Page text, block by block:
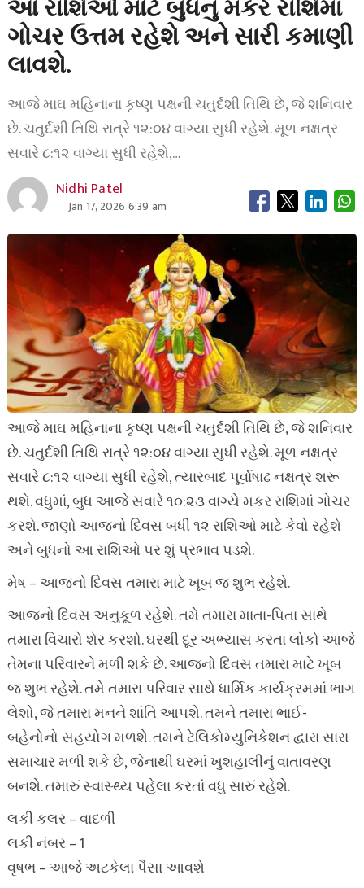
આ રાશિઓ માટે બુધનું મકર રાશિમાં
ગોચર ઉત્તમ રહેશે અને સારી કમાણી
લાવશે.
આજે માઘ મહિનાના કૃષ્ણ પક્ષની ચતુર્દશી તિથિ છે, જે શનિવાર
છે. ચતુર્દશી તિથિ રાત્રે ૧૨:૦૪ વાગ્યા સુધી રહેશે. મૂળ નક્ષત્ર
સવારે ૮:૧૨ વાગ્યા સુધી રહેશે,…
Nidhi Patel
Jan 17, 2026 6:39 am
આજે માઘ મહિનાના કૃષ્ણ પક્ષની ચતુર્દશી તિથિ છે, જે શનિવાર
છે. ચતુર્દશી તિથિ રાત્રે ૧૨:૦૪ વાગ્યા સુધી રહેશે. મૂળ નક્ષત્ર
સવારે ૮:૧૨ વાગ્યા સુધી રહેશે, ત્યારબાદ પૂર્વાષાઢ નક્ષત્ર શરૂ
થશે. વધુમાં, બુધ આજે સવારે ૧૦:૨૩ વાગ્યે મકર રાશિમાં ગોચર
કરશે. જાણો આજનો દિવસ બધી ૧૨ રાશિઓ માટે કેવો રહેશે
અને બુધનો આ રાશિઓ પર શું પ્રભાવ પડશે.
મેષ – આજનો દિવસ તમારા માટે ખૂબ જ શુભ રહેશે.
આજનો દિવસ અનુકૂળ રહેશે. તમે તમારા માતા-પિતા સાથે
તમારા વિચારો શેર કરશો. ઘરથી દૂર અભ્યાસ કરતા લોકો આજે
તેમના પરિવારને મળી શકે છે. આજનો દિવસ તમારા માટે ખૂબ
જ શુભ રહેશે. તમે તમારા પરિવાર સાથે ધાર્મિક કાર્યક્રમમાં ભાગ
લેશો, જે તમારા મનને શાંતિ આપશે. તમને તમારા ભાઈ-
બહેનોનો સહયોગ મળશે. તમને ટેલિકોમ્યુનિકેશન દ્વારા સારા
સમાચાર મળી શકે છે, જેનાથી ઘરમાં ખુશહાલીનું વાતાવરણ
બનશે. તમારું સ્વાસ્થ્ય પહેલા કરતાં વધુ સારું રહેશે.
લકી કલર – વાદળી
લકી નંબર – 1
વૃષભ – આજે અટકેલા પૈસા આવશે